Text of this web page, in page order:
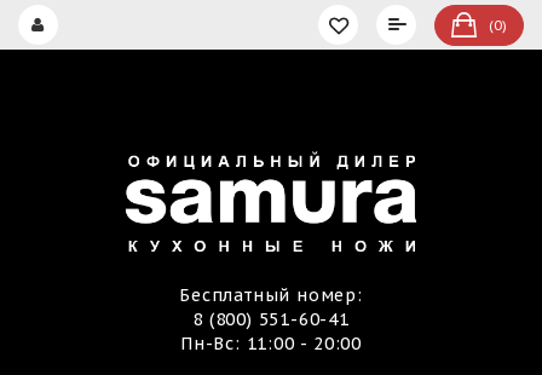
(0)
Бесплатный номер:
8 (800) 551-60-41
Пн-Вс: 11:00 - 20:00